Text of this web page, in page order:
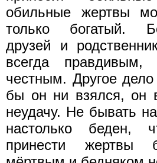
обильные жертвы
только богатый.
друзей и
всегда правдивым,
честным. Другое
бы он ни взялся, он
неудачу. Не бывать
настолько беден,
принести жертвы